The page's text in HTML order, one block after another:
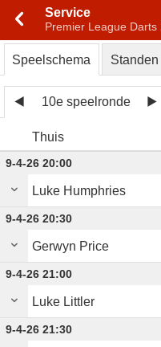
Service
Premier League
Speelschema Standen
10e speelronde
Thuis
9-4-26 20:00
Luke Humphries
9-4-26 20:30
Gerwyn Price
9-4-26 21:00
Luke Littler
9-4-26 21:30